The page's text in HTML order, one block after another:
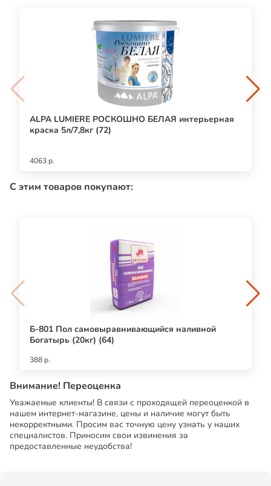
ALPA LUMIERE РОСКОШНО БЕЛАЯ интерьерная
краска 5л/7,8кг (72)
4063 р.
С этим товаров покупают:
Б-801 Пол самовыравнивающийся наливной
Богатырь (20кг) (64)
388 р.
Внимание! Переоценка
Уважаемые клиенты! В связи с проходящей переоценкой в
нашем интернет-магазине, цены и наличие могут быть
некорректными. Просим вас точную цену узнать у наших
специалистов. Приносим свои извинения за
предоставленные неудобства!